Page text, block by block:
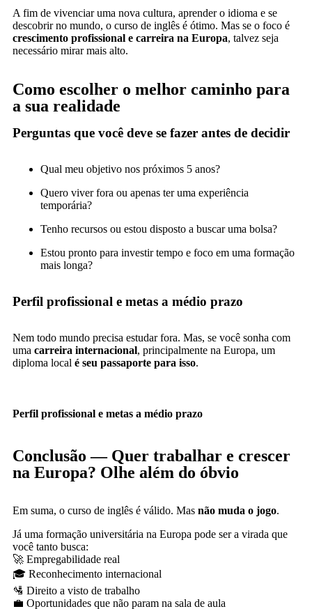
A fim de vivenciar uma nova cultura, aprender o idioma e se
descobrir no mundo, o curso de inglês é ótimo. Mas se o foco é
crescimento profissional e carreira na Europa, talvez seja
necessário mirar mais alto.
Como escolher o melhor caminho para
a sua realidade
Perguntas que você deve se fazer antes de decidir
Qual meu objetivo nos próximos 5 anos?
Quero viver fora ou apenas ter uma experiência
temporária?
Tenho recursos ou estou disposto a buscar uma bolsa?
Estou pronto para investir tempo e foco em uma formação
mais longa?
Perfil profissional e metas a médio prazo
Nem todo mundo precisa estudar fora. Mas, se você sonha com
uma carreira internacional, principalmente na Europa, um
diploma local é seu passaporte para isso.
Perfil profissional e metas a médio prazo
Conclusão — Quer trabalhar e crescer
na Europa? Olhe além do óbvio
Em suma, o curso de inglês é válido. Mas não muda o jogo.
Já uma formação universitária na Europa pode ser a virada que
você tanto busca:
🚀 Empregabilidade real
🎓 Reconhecimento internacional
🛂 Direito a visto de trabalho
💼 Oportunidades que não param na sala de aula